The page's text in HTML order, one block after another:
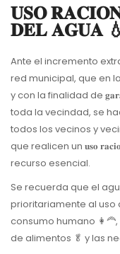
𝐔𝐒𝐎
𝐃𝐄𝐋 𝐀𝐆𝐔𝐀 💧
Ante el incremento
red municipal, que en
y con la finalidad de
toda la vecindad, se
todos los vecinos y
que realicen un 𝐮𝐬𝐨
recurso esencial.
Se recuerda que el
prioritariamente al uso
consumo humano
de alimentos 🥬 y las